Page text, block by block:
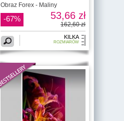
Obraz Forex - Maliny
-67% 53,66 zł
162,60 zł
KILKA
ROZMIARÓW